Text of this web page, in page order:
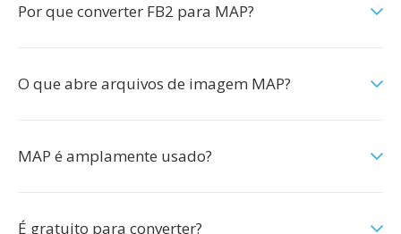
Por que converter FB2 para MAP?
O que abre arquivos de imagem MAP?
MAP é amplamente usado?
É gratuito para converter?